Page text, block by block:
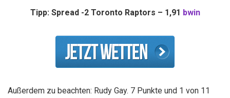
Tipp: Spread -2 Toronto Raptors – 1,91 bwin
Außerdem zu beachten: Rudy Gay. 7 Punkte und 1 von 11